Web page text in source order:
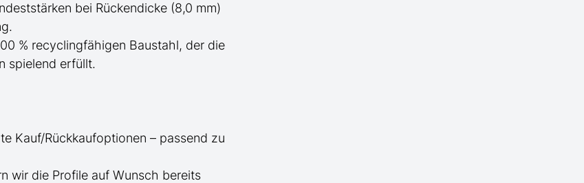
bei Rückendicke (8,0 mm)
% recyclingfähigen Baustahl, der die
spielend erfüllt.
Kauf/Rückkaufoptionen – passend zu
wir die Profile auf Wunsch bereits